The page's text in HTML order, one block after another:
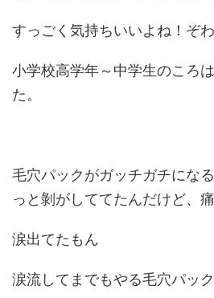
すっごく気持ちいいよね！ぞ
小学校高学年～中学生のころ
た。
毛穴パックがガッチガチにな
っと剝がしててたんだけど、
涙出てたもん
涙流してまでもやる毛穴パッ